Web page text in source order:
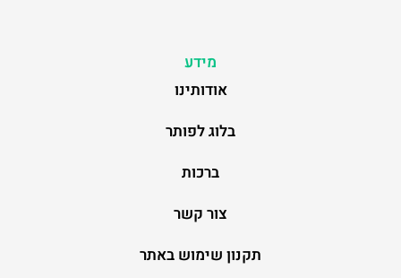
מידע
אודותינו
בלוג לפותר
ברכות
צור קשר
תקנון שימוש באתר